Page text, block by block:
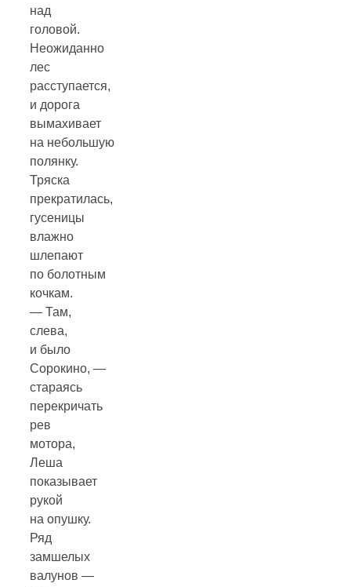
над
головой.
Неожиданно
лес
расступается,
и дорога
вымахивает
на небольшую
полянку.
Тряска
прекратилась,
гусеницы
влажно
шлепают
по болотным
кочкам.
— Там,
слева,
и было
Сорокино, —
стараясь
перекричать
рев
мотора,
Леша
показывает
рукой
на опушку.
Ряд
замшелых
валунов —